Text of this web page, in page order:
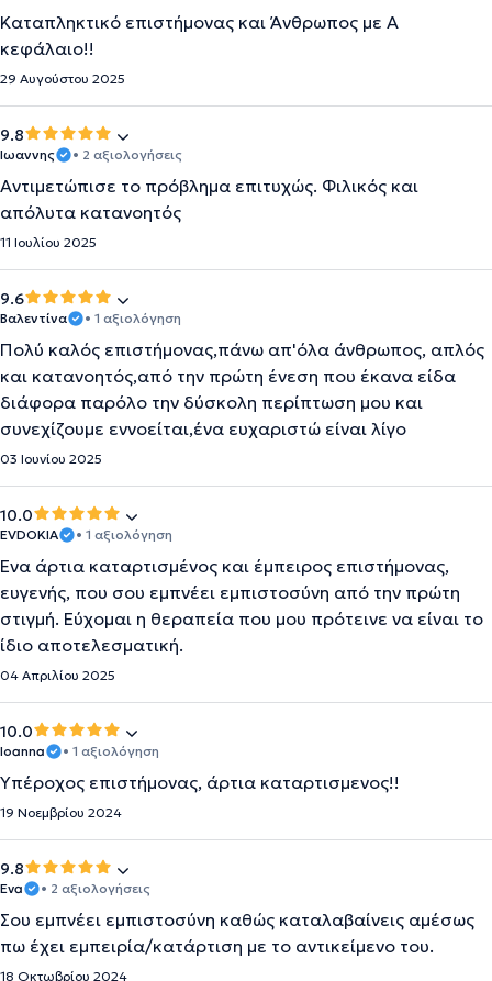
Καταπληκτικό επιστήμονας και Άνθρωπος με Α
κεφάλαιο!!
29 Αυγούστου 2025
9.8
Ιωαννης • 2 αξιολογήσεις
Αντιμετώπισε το πρόβλημα επιτυχώς. Φιλικός και
απόλυτα κατανοητός
11 Ιουλίου 2025
9.6
Βαλεντίνα • 1 αξιολόγηση
Πολύ καλός επιστήμονας,πάνω απ'όλα άνθρωπος, απλός
και κατανοητός,από την πρώτη ένεση που έκανα είδα
διάφορα παρόλο την δύσκολη περίπτωση μου και
συνεχίζουμε εννοείται,ένα ευχαριστώ είναι λίγο
03 Ιουνίου 2025
10.0
EVDOKIA • 1 αξιολόγηση
Ένα άρτια καταρτισμένος και έμπειρος επιστήμονας,
ευγενής, που σου εμπνέει εμπιστοσύνη από την πρώτη
στιγμή. Εύχομαι η θεραπεία που μου πρότεινε να είναι το
ίδιο αποτελεσματική.
04 Απριλίου 2025
10.0
Ioanna • 1 αξιολόγηση
Υπέροχος επιστήμονας, άρτια καταρτισμενος!!
19 Νοεμβρίου 2024
9.8
Eva • 2 αξιολογήσεις
Σου εμπνέει εμπιστοσύνη καθώς καταλαβαίνεις αμέσως
πω έχει εμπειρία/κατάρτιση με το αντικείμενο του.
18 Οκτωβρίου 2024